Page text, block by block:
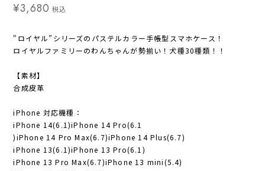
¥3,680 税込
"ロイヤル”シリーズのパステルカラー手帳型スマホケース！
ロイヤルファミリーのわんちゃんが勢揃い！犬種30種類！！
【素材】
合成皮革
iPhone 対応機種：
iPhone 14(6.1)iPhone 14 Pro(6.1
)iPhone 14 Pro Max(6.7)iPhone 14 Plus(6.7)
iPhone 13(6.1)iPhone 13 Pro(6.1)
iPhone 13 Pro Max(6.7)iPhone 13 mini(5.4)